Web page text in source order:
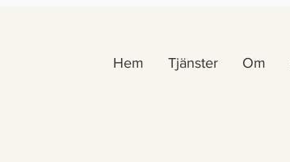
Hem Tjänster Om